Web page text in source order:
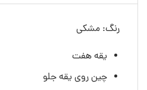
رنگ: مشکی
یقه هفت
چین روی یقه جلو